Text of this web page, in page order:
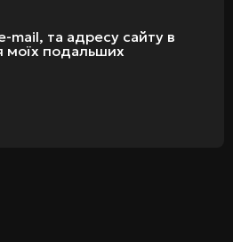
mail, та адресу сайту в
моїх подальших